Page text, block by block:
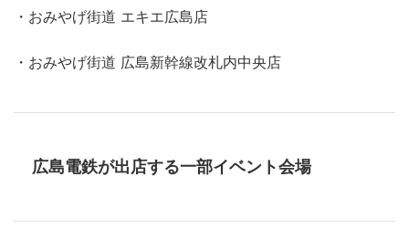
・おみやげ街道 エキエ広島店
・おみやげ街道 広島新幹線改札内中央店
広島電鉄が出店する一部イベント会場